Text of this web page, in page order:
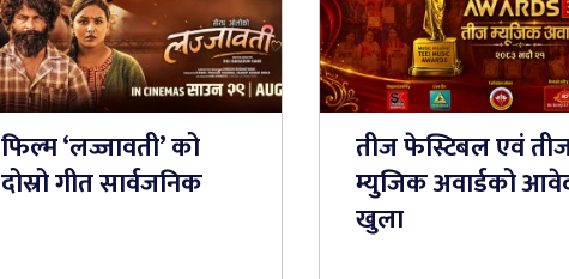
फिल्म ‘लज्जावती’ को
दोस्रो गीत सार्वजनिक
तीज फेस्टिबल एवं
म्युजिक अवार्डको
खुला